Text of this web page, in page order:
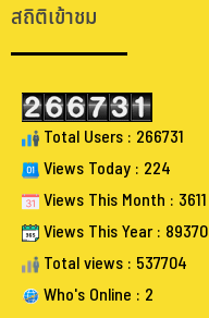
สถิติเข้าชม
Total Users : 266731
Views Today : 224
Views This Month : 3611
Views This Year : 89370
Total views : 537704
Who's Online : 2